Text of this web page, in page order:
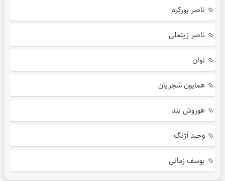
ناصر پورکرم
ناصر زینعلی
نوان
همایون شجریان
هوروش بند
وحید آژنگ
یوسف زمانی